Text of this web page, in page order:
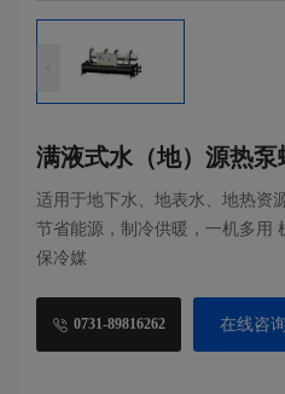
满液式水（地）源热泵
适用于地下水、地表水、地热资
节省能源，制冷供暖，一机多用
保冷媒
0731-89816262 在线咨询